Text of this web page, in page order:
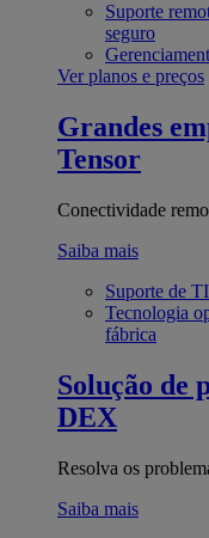
Suporte
seguro
Ver planos e preços
Grandes
Tensor
Conectividade
Saiba mais
Suporte de
Tecnologia
fábrica
Solução de
DEX
Resolva os
Saiba mais